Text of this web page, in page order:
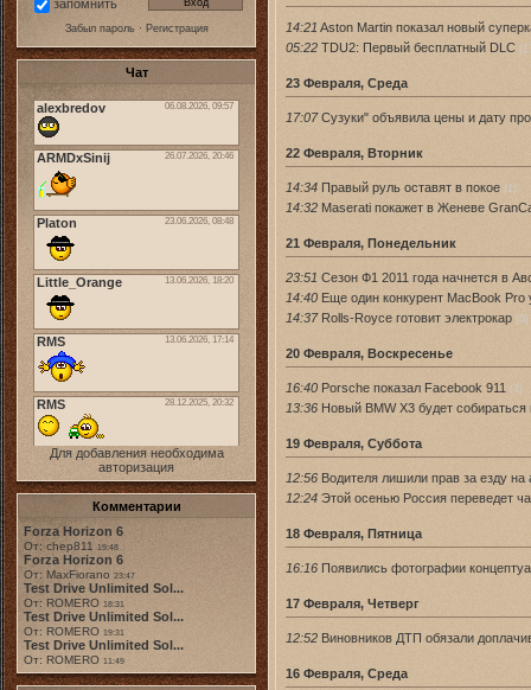
запомнить
Забыл пароль· Регистрация
Чат
Для добавления необходима
авторизация
Комментарии
Forza Horizon 6
От: chep811 19:48
Forza Horizon 6
От: MaxFiorano 23:47
Test Drive Unlimited Sol...
От: ROMERO 18:31
Test Drive Unlimited Sol...
От: ROMERO 19:31
Test Drive Unlimited Sol...
От: ROMERO 11:49
14:21 Aston Martin показал новый
05:22 TDU2: Первый бесплатный DLC
23 Февраля, Среда
17:07 Сузуки" объявила цены и дату
22 Февраля, Вторник
14:34 Правый руль оставят в покое (1)
14:32 Maserati покажет в Женеве
21 Февраля, Понедельник
23:51 Сезон Ф1 2011 года начнется в
14:40 Еще один конкурент MacBook Pro
14:37 Rolls-Royce готовит электрокар (0)
20 Февраля, Воскресенье
16:40 Porsche показал Facebook 911 (4)
13:36 Новый BMW X3 будет собираться
19 Февраля, Суббота
12:56 Водителя лишили прав за езду на
12:24 Этой осенью Россия переведет
18 Февраля, Пятница
16:16 Появились фотографии
17 Февраля, Четверг
12:52 Виновников ДТП обязали
16 Февраля, Среда